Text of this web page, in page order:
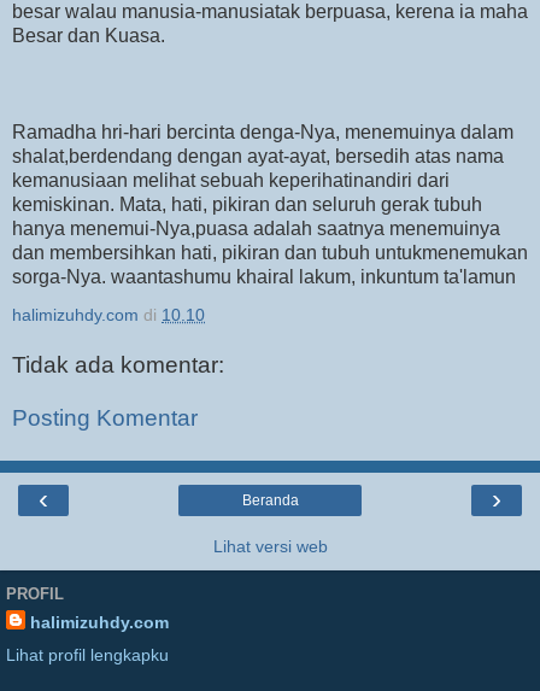
besar walau manusia-manusiatak berpuasa, kerena ia maha
Besar dan Kuasa.
Ramadha hri-hari bercinta denga-Nya, menemuinya dalam
shalat,berdendang dengan ayat-ayat, bersedih atas nama
kemanusiaan melihat sebuah keperihatinandiri dari
kemiskinan. Mata, hati, pikiran dan seluruh gerak tubuh
hanya menemui-Nya,puasa adalah saatnya menemuinya
dan membersihkan hati, pikiran dan tubuh untukmenemukan
sorga-Nya. waantashumu khairal lakum, inkuntum ta'lamun
halimizuhdy.com di 10.10
Tidak ada komentar:
Posting Komentar
‹ ›
Beranda
Lihat versi web
PROFIL
halimizuhdy.com
Lihat profil lengkapku